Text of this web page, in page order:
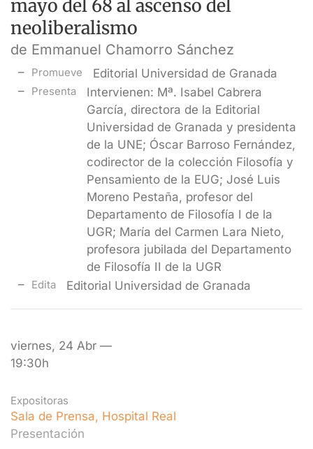
mayo del 68 al ascenso del
neoliberalismo
de Emmanuel Chamorro Sánchez
Promueve Editorial Universidad de Granada
Presenta
Intervienen: Mª. Isabel Cabrera
García, directora de la Editorial
Universidad de Granada y presidenta
de la UNE; Óscar Barroso Fernández,
codirector de la colección Filosofía y
Pensamiento de la EUG; José Luis
Moreno Pestaña, profesor del
Departamento de Filosofía I de la
UGR; María del Carmen Lara Nieto,
profesora jubilada del Departamento
de Filosofía II de la UGR
Edita Editorial Universidad de Granada
viernes, 24 Abr —
19:30h
Expositoras
Sala de Prensa, Hospital Real
Presentación